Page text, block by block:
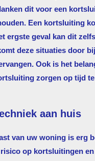
dit voor een
Een kortsluiting
ergste geval kan dit
deze situaties door
Ook is het
zorgen op tijd
aan huis
van uw woning is erg
op kortsluitingen